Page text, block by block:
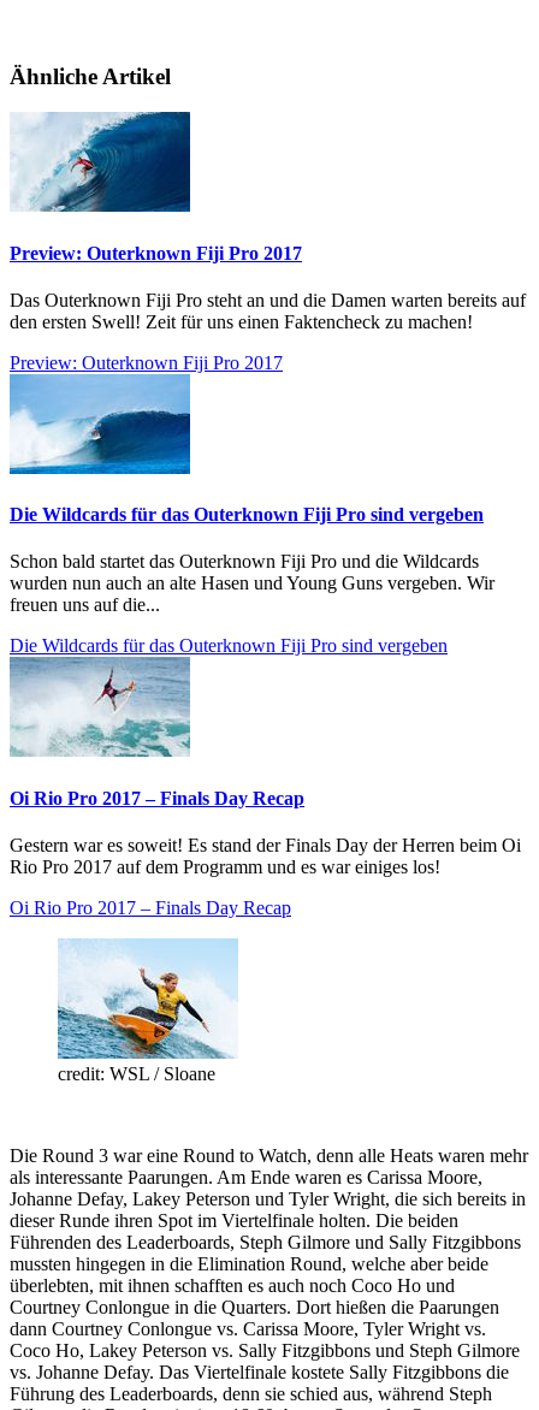
Ähnliche Artikel
Preview: Outerknown Fiji Pro 2017
Das Outerknown Fiji Pro steht an und die Damen warten bereits auf
den ersten Swell! Zeit für uns einen Faktencheck zu machen!
Preview: Outerknown Fiji Pro 2017
Die Wildcards für das Outerknown Fiji Pro sind vergeben
Schon bald startet das Outerknown Fiji Pro und die Wildcards
wurden nun auch an alte Hasen und Young Guns vergeben. Wir
freuen uns auf die...
Die Wildcards für das Outerknown Fiji Pro sind vergeben
Oi Rio Pro 2017 – Finals Day Recap
Gestern war es soweit! Es stand der Finals Day der Herren beim Oi
Rio Pro 2017 auf dem Programm und es war einiges los!
Oi Rio Pro 2017 – Finals Day Recap
credit: WSL / Sloane
Die Round 3 war eine Round to Watch, denn alle Heats waren mehr
als interessante Paarungen. Am Ende waren es Carissa Moore,
Johanne Defay, Lakey Peterson und Tyler Wright, die sich bereits in
dieser Runde ihren Spot im Viertelfinale holten. Die beiden
Führenden des Leaderboards, Steph Gilmore und Sally Fitzgibbons
mussten hingegen in die Elimination Round, welche aber beide
überlebten, mit ihnen schafften es auch noch Coco Ho und
Courtney Conlongue in die Quarters. Dort hießen die Paarungen
dann Courtney Conlongue vs. Carissa Moore, Tyler Wright vs.
Coco Ho, Lakey Peterson vs. Sally Fitzgibbons und Steph Gilmore
vs. Johanne Defay. Das Viertelfinale kostete Sally Fitzgibbons die
Führung des Leaderboards, denn sie schied aus, während Steph